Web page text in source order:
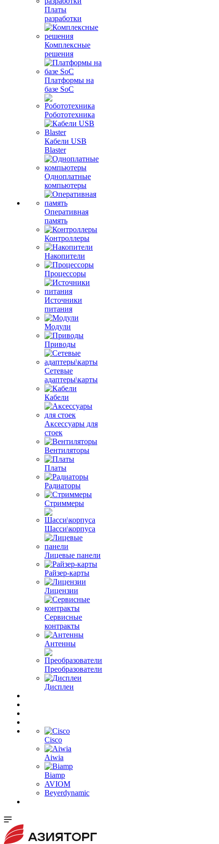
Платы
разработки
Комплексные
решения
Платформы на
базе SoC
Робототехника
Кабели USB
Blaster
Одноплатные
компьютеры
Оперативная
память
Контроллеры
Накопители
Процессоры
Источники
питания
Модули
Приводы
Сетевые
адаптеры\карты
Кабели
Аксессуары для
стоек
Вентиляторы
Платы
Радиаторы
Стриммеры
Шасси\корпуса
Лицевые панели
Райзер-карты
Лицензии
Сервисные
контракты
Антенны
Преобразователи
Дисплеи
Cisco
Aiwia
Biamp
AVIOM
Beyerdynamic